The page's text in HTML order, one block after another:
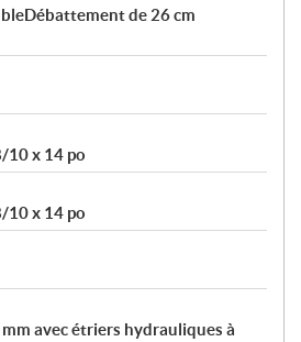
de 26 cm
10 x 14 po
10 x 14 po
avec étriers hydrauliques à